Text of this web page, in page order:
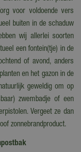
voor voldoende vers
buiten in de schaduw
wij allerlei soorten
een fontein(tje) in de
of avond, anders
en het gazon in de
geweldig om op
zwembadje of een
Vergeet ze dan
zonnebrandproduct.